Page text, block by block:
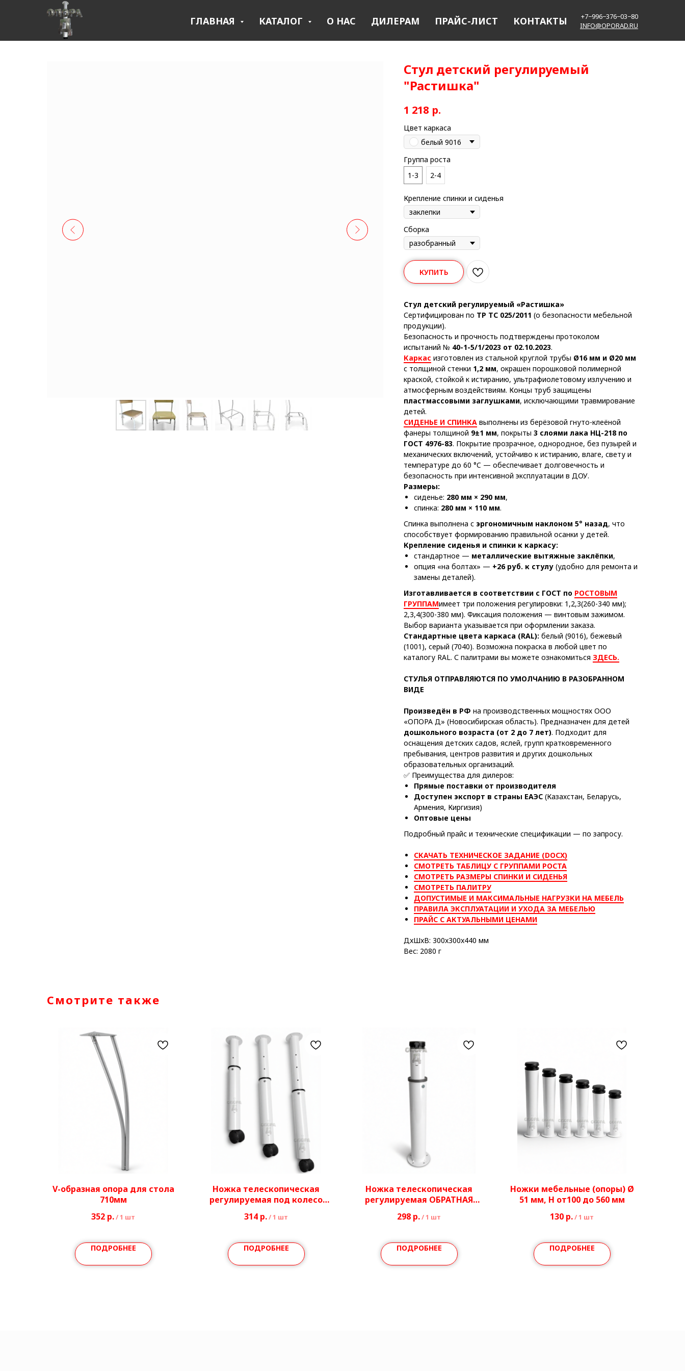
ГЛАВНАЯ КАТАЛОГ О НАС ДИЛЕРАМ ПРАЙС-ЛИСТ КОНТАКТЫ
+7−996−376−03−80
INFO@OPORAD.RU
Стул детский регулируемый
"Растишка"
1 218 р.
Цвет каркаса
белый 9016
Группа роста
1-3
2-4
Крепление спинки и сиденья
Сборка
КУПИТЬ
Стул детский регулируемый «Растишка»
Сертифицирован по ТР ТС 025/2011 (о безопасности мебельной
продукции).
Безопасность и прочность подтверждены протоколом
испытаний № 40-1-5/1/2023 от 02.10.2023.
Каркас изготовлен из стальной круглой трубы Ø16 мм и Ø20 мм
с толщиной стенки 1,2 мм, окрашен порошковой полимерной
краской, стойкой к истиранию, ультрафиолетовому излучению и
атмосферным воздействиям. Концы труб защищены
пластмассовыми заглушками, исключающими травмирование
детей.
СИДЕНЬЕ И СПИНКА выполнены из берёзовой гнуто-клеёной
фанеры толщиной 9±1 мм, покрыты 3 слоями лака НЦ-218 по
ГОСТ 4976-83. Покрытие прозрачное, однородное, без пузырей и
механических включений, устойчиво к истиранию, влаге, свету и
температуре до 60 °C — обеспечивает долговечность и
безопасность при интенсивной эксплуатации в ДОУ.
Размеры:
сиденье: 280 мм × 290 мм,
спинка: 280 мм × 110 мм.
Спинка выполнена с эргономичным наклоном 5° назад, что
способствует формированию правильной осанки у детей.
Крепление сиденья и спинки к каркасу:
стандартное — металлические вытяжные заклёпки,
опция «на болтах» — +26 руб. к стулу (удобно для ремонта и
замены деталей).
Изготавливается в соответствии с ГОСТ по РОСТОВЫМ
ГРУППАМимеет три положения регулировки: 1,2,3(260-340 мм);
2,3,4(300-380 мм). Фиксация положения — винтовым зажимом.
Выбор варианта указывается при оформлении заказа.
Стандартные цвета каркаса (RAL): белый (9016), бежевый
(1001), серый (7040). Возможна покраска в любой цвет по
каталогу RAL. С палитрами вы можете ознакомиться ЗДЕСЬ.
СТУЛЬЯ ОТПРАВЛЯЮТСЯ ПО УМОЛЧАНИЮ В РАЗОБРАННОМ
ВИДЕ
Произведён в РФ на производственных мощностях ООО
«ОПОРА Д» (Новосибирская область). Предназначен для детей
дошкольного возраста (от 2 до 7 лет). Подходит для
оснащения детских садов, яслей, групп кратковременного
пребывания, центров развития и других дошкольных
образовательных организаций.
✅ Преимущества для дилеров:
Прямые поставки от производителя
Доступен экспорт в страны ЕАЭС (Казахстан, Беларусь,
Армения, Киргизия)
Оптовые цены
Подробный прайс и технические спецификации — по запросу.
СКАЧАТЬ ТЕХНИЧЕСКОЕ ЗАДАНИЕ (DOCX)
СМОТРЕТЬ ТАБЛИЦУ С ГРУППАМИ РОСТА
СМОТРЕТЬ РАЗМЕРЫ СПИНКИ И СИДЕНЬЯ
СМОТРЕТЬ ПАЛИТРУ
ДОПУСТИМЫЕ И МАКСИМАЛЬНЫЕ НАГРУЗКИ НА МЕБЕЛЬ
ПРАВИЛА ЭКСПЛУАТАЦИИ И УХОДА ЗА МЕБЕЛЬЮ
ПРАЙС С АКТУАЛЬНЫМИ ЦЕНАМИ
ДxШxВ: 300x300x440 мм
Вес: 2080 г
Смотрите также
V-образная опора для стола
710мм
352 р./1 шт
ПОДРОБНЕЕ
Ножка телескопическая
регулируемая под колесо
314 р./1 шт
ПОДРОБНЕЕ
Ножка телескопическая
регулируемая ОБРАТНАЯ
298 р./1 шт
ПОДРОБНЕЕ
Ножки мебельные (опоры) Ø
51 мм, H от100 до 560 мм
130 р./1 шт
ПОДРОБНЕЕ